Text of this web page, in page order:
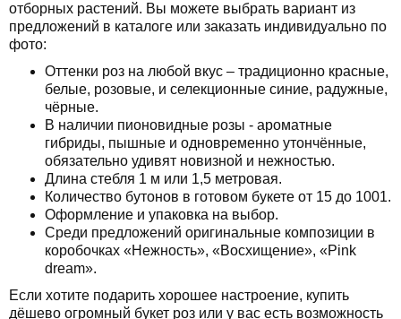
отборных растений. Вы можете выбрать вариант из
предложений в каталоге или заказать индивидуально по
фото:
Оттенки роз на любой вкус – традиционно красные,
белые, розовые, и селекционные синие, радужные,
чёрные.
В наличии пионовидные розы - ароматные
гибриды, пышные и одновременно утончённые,
обязательно удивят новизной и нежностью.
Длина стебля 1 м или 1,5 метровая.
Количество бутонов в готовом букете от 15 до 1001.
Оформление и упаковка на выбор.
Среди предложений оригинальные композиции в
коробочках «Нежность», «Восхищение», «Pink
dream».
Если хотите подарить хорошее настроение, купить
дёшево огромный букет роз или у вас есть возможность